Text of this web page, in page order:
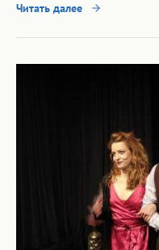
Читать далее